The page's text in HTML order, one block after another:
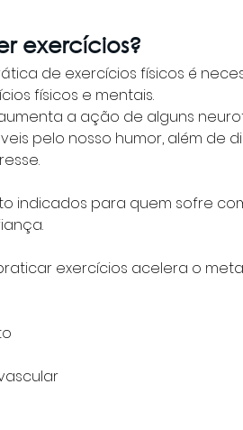
exercícios?
de exercícios físicos é
físicos e mentais.
a ação de alguns
pelo nosso humor, além de
indicados para quem sofre
exercícios acelera o